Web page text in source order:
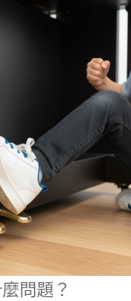
問題？